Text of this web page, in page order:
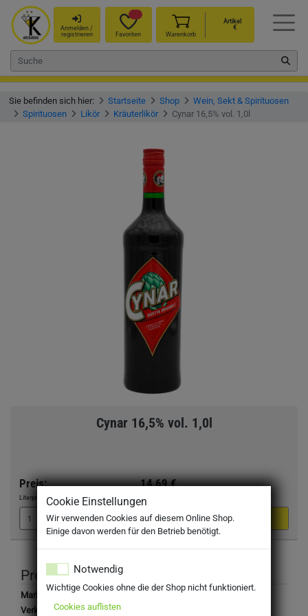
Anmelden /
registrieren
Favoriten Warenkorb
Artikel
€
Sie befinden sich hier: Startseite Shop
Wein, Sekt & Spirituosen
Spirituosen
Likör Kräuterlikör Cynar 16,5% vol. 1,0l
Cynar 16,5% vol. 1,0l
Preis: 14,69 €
Literpreis: 14,69 € /Liter
Produktbeschreibung
Marke:
Verkehrsbezeichnung:Artischockenlikör
Cookie Einstellungen
Wir verwenden Cookies auf diesem Online Shop.
Einige davon werden für den Betrieb benötigt.
Notwendig
Wichtige Cookies ohne die der Shop nicht funktioniert.
Cookies auflisten